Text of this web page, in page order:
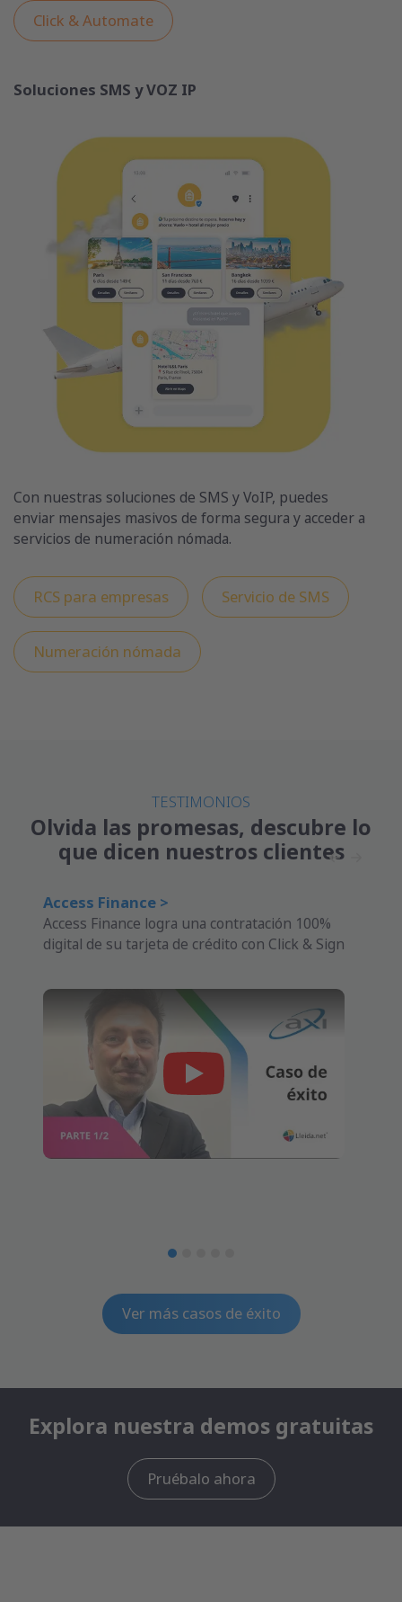
Click & Automate
Soluciones SMS y VOZ IP
Con nuestras soluciones de SMS y VoIP, puedes
enviar mensajes masivos de forma segura y acceder a
servicios de numeración nómada.
RCS para empresas Servicio de SMS
Numeración nómada
TESTIMONIOS
Olvida las promesas, descubre lo
que dicen nuestros clientes
Access Finance >
Access Finance logra una contratación 100%
digital de su tarjeta de crédito con Click & Sign
Ver más casos de éxito
Explora nuestra demos gratuitas
Pruébalo ahora